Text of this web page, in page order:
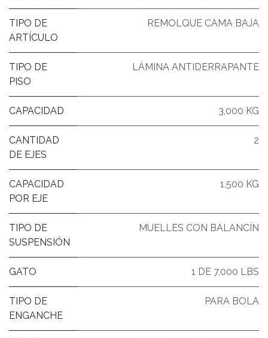
TIPO DE
ARTÍCULO
REMOLQUE CAMA BAJA
TIPO DE
PISO
LÁMINA ANTIDERRAPANTE
CAPACIDAD 3,000 KG
CANTIDAD
DE EJES
2
CAPACIDAD
POR EJE
1,500 KG
TIPO DE
SUSPENSIÓN
MUELLES CON BALANCÍN
GATO 1 DE 7,000 LBS
TIPO DE
ENGANCHE
PARA BOLA